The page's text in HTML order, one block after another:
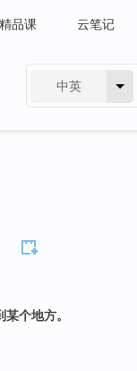
品课 云笔记
中英
个地方。